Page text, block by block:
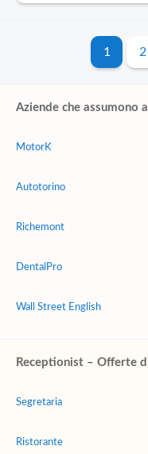
1 2
Aziende che assumono
MotorK
Autotorino
Richemont
DentalPro
Wall Street English
Receptionist – Offerte
Segretaria
Ristorante